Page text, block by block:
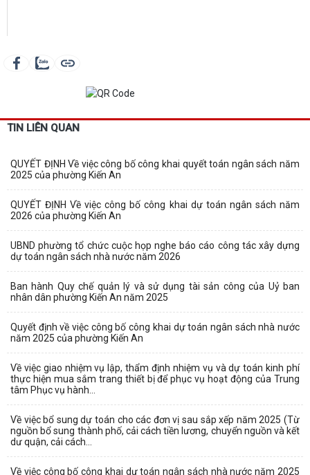
TIN LIÊN QUAN
QUYẾT ĐỊNH Về việc công bố công khai quyết toán ngân sách năm
2025 của phường Kiến An
QUYẾT ĐỊNH Về việc công bố công khai dự toán ngân sách năm
2026 của phường Kiến An
UBND phường tổ chức cuộc họp nghe báo cáo công tác xây dựng
dự toán ngân sách nhà nước năm 2026
Ban hành Quy chế quản lý và sử dụng tài sản công của Uỷ ban
nhân dân phường Kiến An năm 2025
Quyết định về việc công bố công khai dự toán ngân sách nhà nước
năm 2025 của phường Kiến An
Về việc giao nhiệm vụ lập, thẩm định nhiệm vụ và dự toán kinh phí
thực hiện mua sắm trang thiết bị để phục vụ hoạt động của Trung
tâm Phục vụ hành...
Về việc bổ sung dự toán cho các đơn vị sau sắp xếp năm 2025 (Từ
nguồn bổ sung thành phố, cải cách tiền lương, chuyển nguồn và kết
dư quận, cải cách...
Về việc công bố công khai dự toán ngân sách nhà nước năm 2025